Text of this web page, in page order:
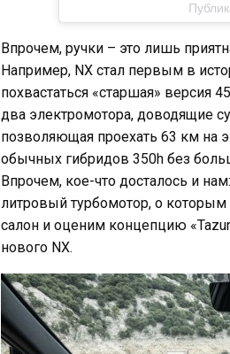
Впрочем, ручки – это лишь
Например, NX стал первым в
похвастаться «старшая» версия
два электромотора, доводящие
позволяющая проехать 63 км на
обычных гибридов 350h без
Впрочем, кое-что досталось и
литровый турбомотор, о
салон и оценим концепцию
нового NX.